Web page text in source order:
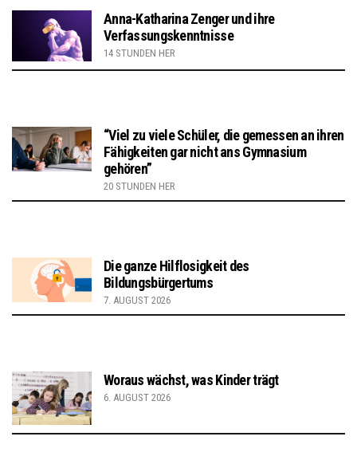
Anna-Katharina Zenger und ihre
Verfassungskenntnisse
14 STUNDEN HER
“Viel zu viele Schüler, die gemessen an ihren
Fähigkeiten gar nicht ans Gymnasium
gehören”
20 STUNDEN HER
Die ganze Hilflosigkeit des
Bildungsbürgertums
7. AUGUST 2026
Woraus wächst, was Kinder trägt
6. AUGUST 2026